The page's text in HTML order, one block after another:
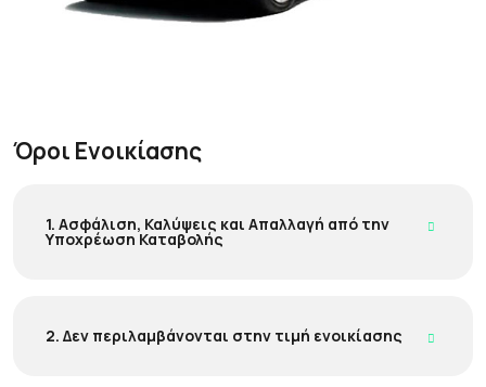
Όροι Ενοικίασης
1. Ασφάλιση, Καλύψεις και Απαλλαγή από την
Υποχρέωση Καταβολής
2. Δεν περιλαμβάνονται στην τιμή ενοικίασης